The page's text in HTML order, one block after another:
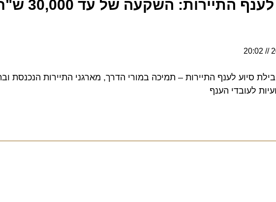
המתווה לסיוע לענף התיירות: השקעה של עד 30,000 ש"ח
לענף התיירות – תמיכה במורי הדרך, מארגני התיירות הנכנסת ובתי
לעובדי הענף